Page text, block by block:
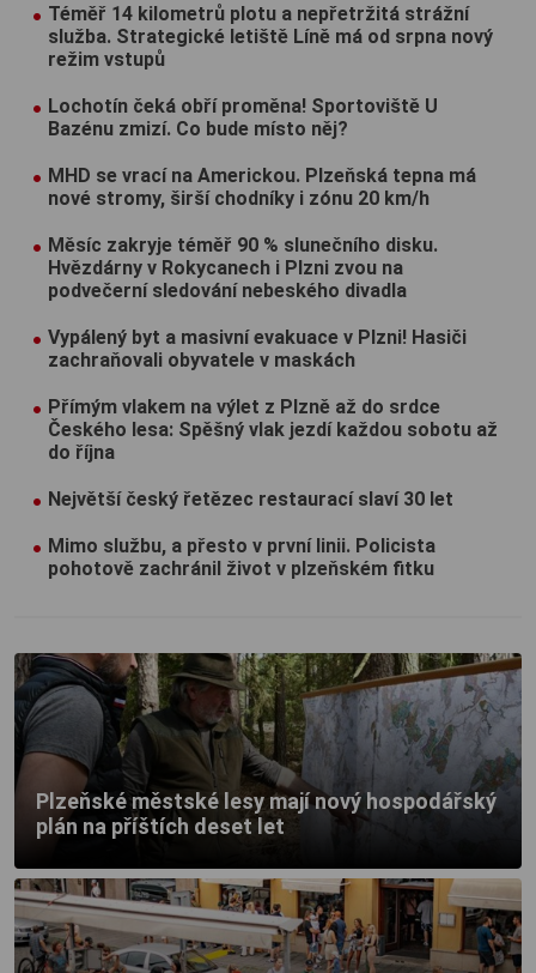
Téměř 14 kilometrů plotu a nepřetržitá strážní
služba. Strategické letiště Líně má od srpna nový
režim vstupů
Lochotín čeká obří proměna! Sportoviště U
Bazénu zmizí. Co bude místo něj?
MHD se vrací na Americkou. Plzeňská tepna má
nové stromy, širší chodníky i zónu 20 km/h
Měsíc zakryje téměř 90 % slunečního disku.
Hvězdárny v Rokycanech i Plzni zvou na
podvečerní sledování nebeského divadla
Vypálený byt a masivní evakuace v Plzni! Hasiči
zachraňovali obyvatele v maskách
Přímým vlakem na výlet z Plzně až do srdce
Českého lesa: Spěšný vlak jezdí každou sobotu až
do října
Největší český řetězec restaurací slaví 30 let
Mimo službu, a přesto v první linii. Policista
pohotově zachránil život v plzeňském fitku
Plzeňské městské lesy mají nový hospodářský
plán na příštích deset let